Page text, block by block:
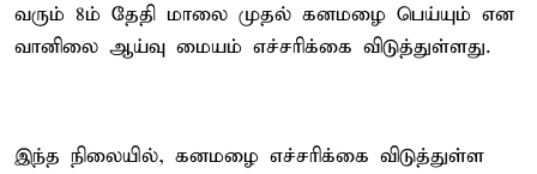
வரும் 8ம் தேதி மாலை முதல் கனமழை பெய்யும் என
வானிலை ஆய்வு மையம் எச்சரிக்கை விடுத்துள்ளது.
இந்த நிலையில், கனமழை எச்சரிக்கை விடுத்துள்ள